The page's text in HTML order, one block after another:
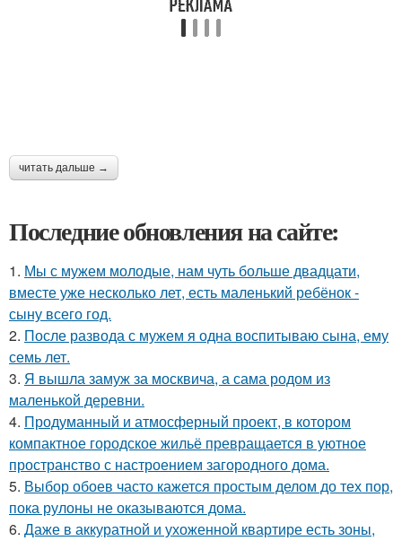
читать дальше →
Последние обновления на сайте:
1. Мы с мужем молодые, нам чуть больше двадцати,
вместе уже несколько лет, есть маленький ребёнок -
сыну всего год.
2. После развода с мужем я одна воспитываю сына, ему
семь лет.
3. Я вышла замуж за москвича, а сама родом из
маленькой деревни.
4. Продуманный и атмосферный проект, в котором
компактное городское жильё превращается в уютное
пространство с настроением загородного дома.
5. Выбор обоев часто кажется простым делом до тех пор,
пока рулоны не оказываются дома.
6. Даже в аккуратной и ухоженной квартире есть зоны,